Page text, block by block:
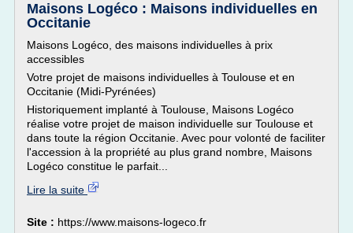
Maisons Logéco : Maisons individuelles en
Occitanie
Maisons Logéco, des maisons individuelles à prix
accessibles
Votre projet de maisons individuelles à Toulouse et en
Occitanie (Midi-Pyrénées)
Historiquement implanté à Toulouse, Maisons Logéco
réalise votre projet de maison individuelle sur Toulouse et
dans toute la région Occitanie. Avec pour volonté de faciliter
l'accession à la propriété au plus grand nombre, Maisons
Logéco constitue le parfait...
Lire la suite
Site : https://www.maisons-logeco.fr